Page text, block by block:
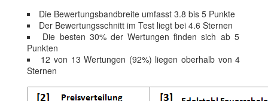
Die Bewertungsbandbreite umfasst 3.8 bis 5 Punkte
Der Bewertungsschnitt im Test liegt bei 4.6 Sternen
Die besten 30% der Wertungen finden sich ab 5
Punkten
12 von 13 Wertungen (92%) liegen oberhalb von 4
Sternen